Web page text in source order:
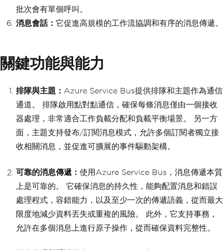
批次會有單個呼叫。
消息會話： 它促進高規模的工作流協調和有序的消息傳遞。
關鍵功能與能力
排隊與主題： Azure Service Bus提供排隊和主題作為通信
通道。 排隊啟用點對點通信，確保每條消息僅由一個接收
器處理，非常適合工作負載分配和負載平衡場景。 另一方
面，主題支持發布/訂閱消息模式，允許多個訂閱者獨立接
收相關消息，並促進可擴展的事件驅動架構。
可靠的消息傳遞： 使用Azure Service Bus，消息傳遞本質
上是可靠的。 它確保消息的持久性，能夠配置消息和錯誤
處理程式，容錯能力，以及至少一次的傳遞語義，從而最大
限度地減少資料丟失或重複的風險。 此外，它支持事務，
允許在多個消息上進行原子操作，從而確保資料完整性。